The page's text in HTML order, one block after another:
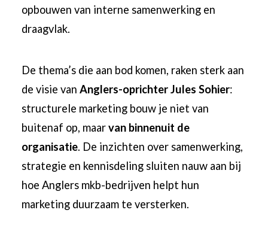
opbouwen van interne samenwerking en
draagvlak.
De thema’s die aan bod komen, raken sterk aan
de visie vanAnglers-oprichter Jules Sohier:
structurele marketing bouw je niet van
buitenaf op, maarvan binnenuit de
organisatie. De inzichten over samenwerking,
strategie en kennisdeling sluiten nauw aan bij
hoe Anglers mkb-bedrijven helpt hun
marketing duurzaam te versterken.